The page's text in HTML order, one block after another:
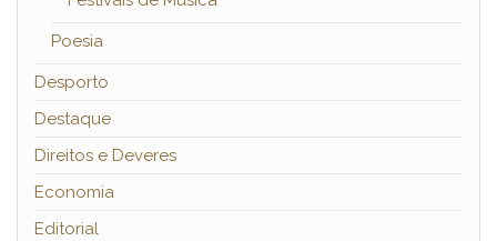
Poesia
Desporto
Destaque
Direitos e Deveres
Economia
Editorial